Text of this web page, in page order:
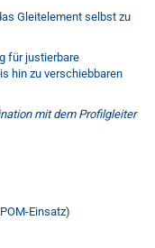
Gleitelement selbst zu
für justierbare
hin zu verschiebbaren
mit dem Profilgleiter
Einsatz)